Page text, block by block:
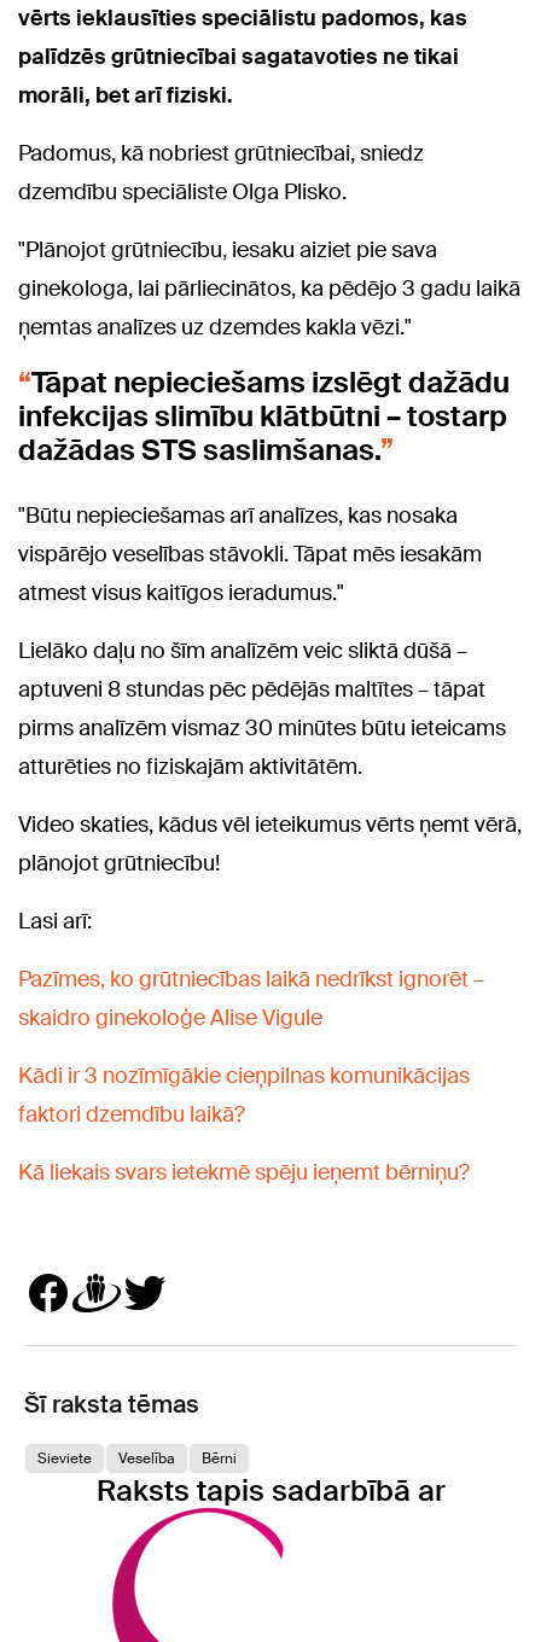
vērts ieklausīties speciālistu padomos, kas
palīdzēs grūtniecībai sagatavoties ne tikai
morāli, bet arī fiziski.
Padomus, kā nobriest grūtniecībai, sniedz
dzemdību speciāliste Olga Plisko.
"Plānojot grūtniecību, iesaku aiziet pie sava
ginekologa, lai pārliecinātos, ka pēdējo 3 gadu laikā
ņemtas analīzes uz dzemdes kakla vēzi."
Tāpat nepieciešams izslēgt dažādu
infekcijas slimību klātbūtni – tostarp
dažādas STS saslimšanas.
"Būtu nepieciešamas arī analīzes, kas nosaka
vispārējo veselības stāvokli. Tāpat mēs iesakām
atmest visus kaitīgos ieradumus."
Lielāko daļu no šīm analīzēm veic sliktā dūšā –
aptuveni 8 stundas pēc pēdējās maltītes – tāpat
pirms analīzēm vismaz 30 minūtes būtu ieteicams
atturēties no fiziskajām aktivitātēm.
Video skaties, kādus vēl ieteikumus vērts ņemt vērā,
plānojot grūtniecību!
Lasi arī:
Pazīmes, ko grūtniecības laikā nedrīkst ignorēt –
skaidro ginekoloģe Alise Vigule
Kādi ir 3 nozīmīgākie cieņpilnas komunikācijas
faktori dzemdību laikā?
Kā liekais svars ietekmē spēju ieņemt bērniņu?
Šī raksta tēmas
Sieviete Veselība Bērni
Raksts tapis sadarbībā ar